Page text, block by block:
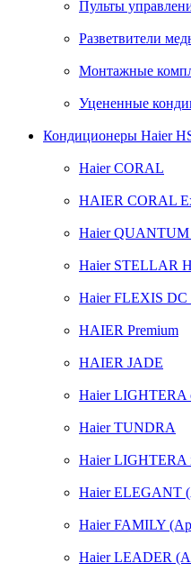
Пульты
Разветвители
Монтажные
Уцененные
Кондиционеры Haier
Haier CORAL
HAIER CORAL
Haier QUANTUM
Haier STELLAR
Haier FLEXIS DC
HAIER Premium
HAIER JADE
Haier LIGHTERA
Haier TUNDRA
Haier LIGHTERA
Haier ELEGANT
Haier FAMILY
Haier LEADER